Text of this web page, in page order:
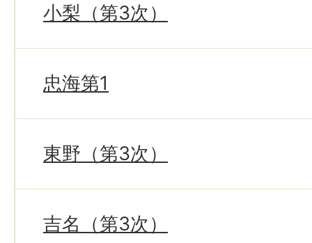
小梨（第3次）
忠海第1
東野（第3次）
吉名（第3次）